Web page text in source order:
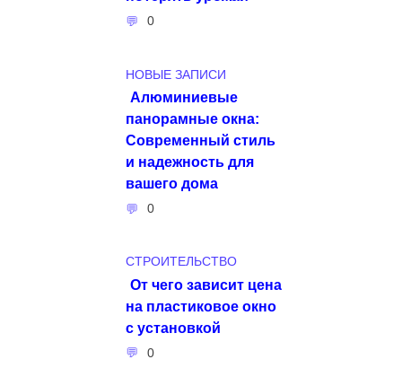
0
НОВЫЕ ЗАПИСИ
Алюминиевые
панорамные окна:
Современный стиль
и надежность для
вашего дома
0
СТРОИТЕЛЬСТВО
От чего зависит цена
на пластиковое окно
с установкой
0